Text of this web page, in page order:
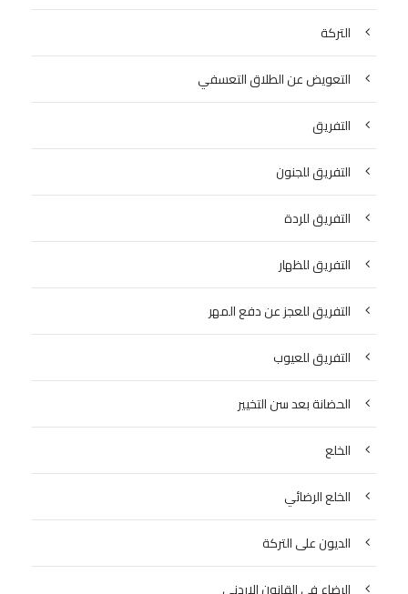
التركة
التعويض عن الطلاق التعسفي
التفريق
التفريق للجنون
التفريق للردة
التفريق للظهار
التفريق للعجز عن دفع المهر
التفريق للعيوب
الحضانة بعد سن التخيير
الخلع
الخلع الرضائي
الديون على التركة